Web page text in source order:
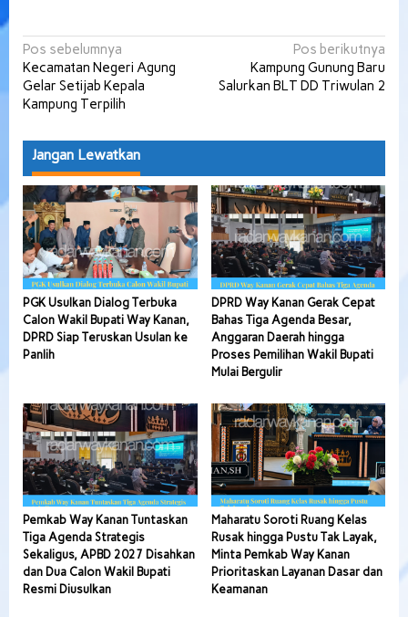
Navigasi
pos
Pos sebelumnya
Kecamatan Negeri Agung
Gelar Setijab Kepala
Kampung Terpilih
Pos berikutnya
Kampung Gunung Baru
Salurkan BLT DD Triwulan 2
Jangan Lewatkan
PGK Usulkan Dialog Terbuka
Calon Wakil Bupati Way Kanan,
DPRD Siap Teruskan Usulan ke
Panlih
DPRD Way Kanan Gerak Cepat
Bahas Tiga Agenda Besar,
Anggaran Daerah hingga
Proses Pemilihan Wakil Bupati
Mulai Bergulir
Pemkab Way Kanan Tuntaskan
Tiga Agenda Strategis
Sekaligus, APBD 2027 Disahkan
dan Dua Calon Wakil Bupati
Resmi Diusulkan
Maharatu Soroti Ruang Kelas
Rusak hingga Pustu Tak Layak,
Minta Pemkab Way Kanan
Prioritaskan Layanan Dasar dan
Keamanan